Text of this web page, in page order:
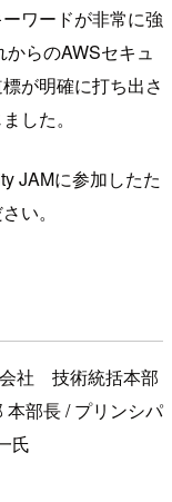
ワードが非常に強
らのAWSセキュ
が明確に打ち出さ
した。
JAMに参加したた
い。
社 技術統括本部
部長 / プリンシパ
氏